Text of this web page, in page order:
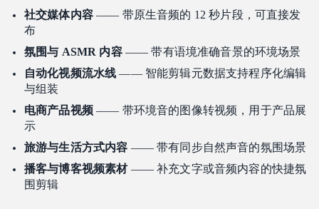
社交媒体内容—— 带原生音频的 12 秒片段，可直接发
布
氛围与 ASMR 内容—— 带有语境准确音景的环境场景
自动化视频流水线 —— 智能剪辑元数据支持程序化编辑
与组装
电商产品视频—— 带环境音的图像转视频，用于产品展
示
旅游与生活方式内容 —— 带有同步自然声音的氛围场景
播客与博客视频素材—— 补充文字或音频内容的快捷氛
围剪辑